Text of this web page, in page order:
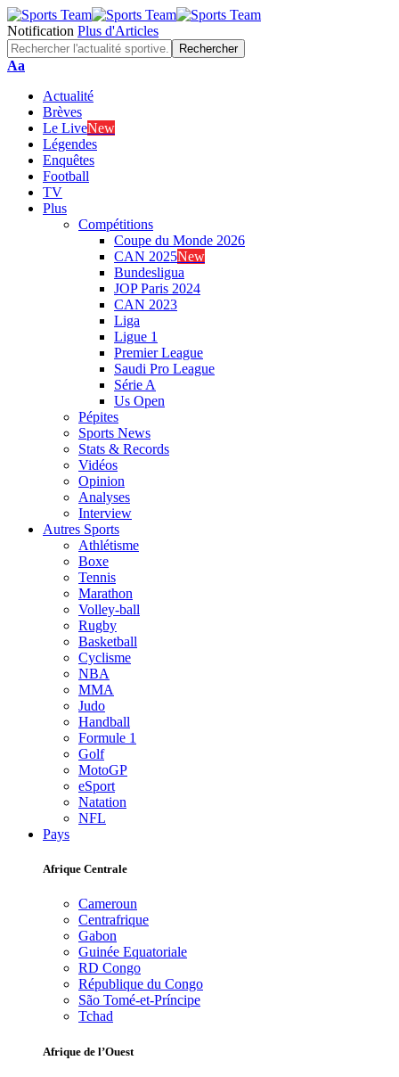
Notification Plus d'Articles
Font
Aa
Actualité
Brèves
Le LiveNew
Légendes
Enquêtes
Football
TV
Plus
Compétitions
Coupe du Monde 2026
CAN 2025New
Bundesligua
JOP Paris 2024
CAN 2023
Liga
Ligue 1
Premier League
Saudi Pro League
Série A
Us Open
Pépites
Sports News
Stats & Records
Vidéos
Opinion
Analyses
Interview
Autres Sports
Athlétisme
Boxe
Tennis
Marathon
Volley-ball
Rugby
Basketball
Cyclisme
NBA
MMA
Judo
Handball
Formule 1
Golf
MotoGP
eSport
Natation
NFL
Pays
Afrique Centrale
Cameroun
Centrafrique
Gabon
Guinée Equatoriale
RD Congo
République du Congo
São Tomé-et-Príncipe
Tchad
Afrique de l’Ouest